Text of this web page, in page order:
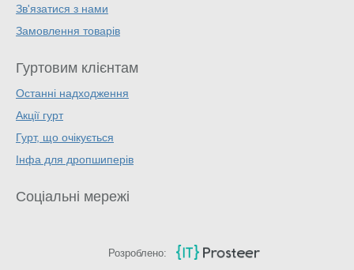
Зв'язатися з нами
Замовлення товарів
Гуртовим клієнтам
Останні надходження
Акції гурт
Гурт, що очікується
Інфа для дропшиперів
Соціальні мережі
Розроблено: